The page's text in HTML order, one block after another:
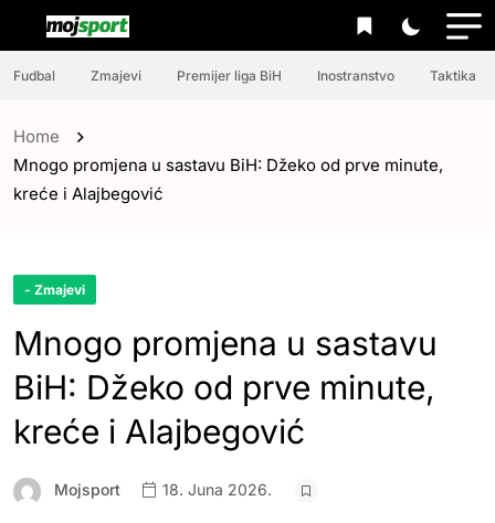
Fudbal Zmajevi Premijer liga BiH Inostranstvo Taktika
Home
Mnogo promjena u sastavu BiH: Džeko od prve minute,
kreće i Alajbegović
- Zmajevi
Mnogo promjena u sastavu
BiH: Džeko od prve minute,
kreće i Alajbegović
Mojsport 18. Juna 2026.